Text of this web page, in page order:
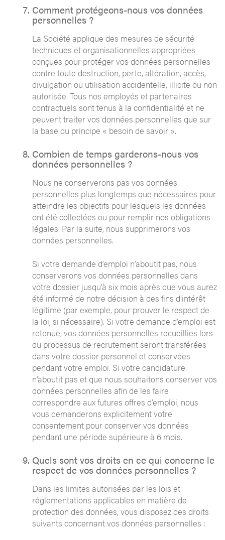
Comment protégeons-nous vos données
personnelles ?
La Société applique des mesures de sécurité
techniques et organisationnelles appropriées
conçues pour protéger vos données personnelles
contre toute destruction, perte, altération, accès,
divulgation ou utilisation accidentelle, illicite ou non
autorisée. Tous nos employés et partenaires
contractuels sont tenus à la confidentialité et ne
peuvent traiter vos données personnelles que sur
la base du principe « besoin de savoir ».
Combien de temps garderons-nous vos
données personnelles ?
Nous ne conserverons pas vos données
personnelles plus longtemps que nécessaires pour
atteindre les objectifs pour lesquels les données
ont été collectées ou pour remplir nos obligations
légales. Par la suite, nous supprimerons vos
données personnelles.
Si votre demande d’emploi n’aboutit pas, nous
conserverons vos données personnelles dans
votre dossier jusqu’à six mois après que vous aurez
été informé de notre décision à des fins d'intérêt
légitime (par exemple, pour prouver le respect de
la loi, si nécessaire). Si votre demande d’emploi est
retenue, vos données personnelles recueillies lors
du processus de recrutement seront transférées
dans votre dossier personnel et conservées
pendant votre emploi. Si votre candidature
n’aboutit pas et que nous souhaitons conserver vos
données personnelles afin de les faire
correspondre aux futures offres d’emploi, nous
vous demanderons explicitement votre
consentement pour conserver vos données
pendant une période supérieure à 6 mois.
Quels sont vos droits en ce qui concerne le
respect de vos données personnelles ?
Dans les limites autorisées par les lois et
réglementations applicables en matière de
protection des données, vous disposez des droits
suivants concernant vos données personnelles :